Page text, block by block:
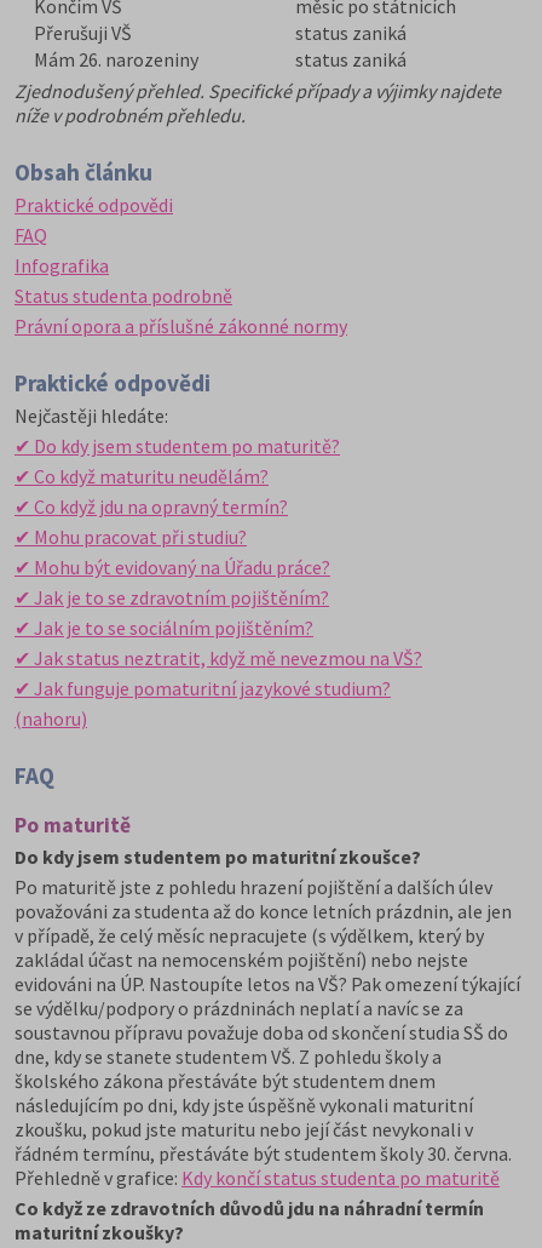
Končím VŠ
měsíc po státnicích
Přerušuji VŠ
status zaniká
Mám 26. narozeniny
status zaniká
Zjednodušený přehled. Specifické případy a výjimky najdete
níže v podrobném přehledu.
Obsah článku
Praktické odpovědi
FAQ
Infografika
Status studenta podrobně
Právní opora a příslušné zákonné normy
Praktické odpovědi
Nejčastěji hledáte:
✔ Do kdy jsem studentem po maturitě?
✔ Co když maturitu neudělám?
✔ Co když jdu na opravný termín?
✔ Mohu pracovat při studiu?
✔ Mohu být evidovaný na Úřadu práce?
✔ Jak je to se zdravotním pojištěním?
✔ Jak je to se sociálním pojištěním?
✔ Jak status neztratit, když mě nevezmou na VŠ?
✔ Jak funguje pomaturitní jazykové studium?
(nahoru)
FAQ
Po maturitě
Do kdy jsem studentem po maturitní zkoušce?
Po maturitě jste z pohledu hrazení pojištění a dalších úlev
považováni za studenta až do konce letních prázdnin, ale jen
v případě, že celý měsíc nepracujete (s výdělkem, který by
zakládal účast na nemocenském pojištění) nebo nejste
evidováni na ÚP. Nastoupíte letos na VŠ? Pak omezení týkající
se výdělku/podpory o prázdninách neplatí a navíc se za
soustavnou přípravu považuje doba od skončení studia SŠ do
dne, kdy se stanete studentem VŠ. Z pohledu školy a
školského zákona přestáváte být studentem dnem
následujícím po dni, kdy jste úspěšně vykonali maturitní
zkoušku, pokud jste maturitu nebo její část nevykonali v
řádném termínu, přestáváte být studentem školy 30. června.
Přehledně v grafice: Kdy končí status studenta po maturitě
Co když ze zdravotních důvodů jdu na náhradní termín
maturitní zkoušky?